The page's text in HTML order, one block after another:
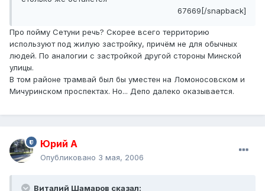
67669[/snapback]
Про пойму Сетуни речь? Скорее всего территорию
используют под жилую застройку, причём не для обычных
людей. По аналогии с застройкой другой стороны Минской
улицы.
В том районе трамвай был бы уместен на Ломоносовском и
Мичуринском проспектах. Но... Депо далеко оказывается.
Юрий А
Опубликовано 3 мая, 2006
Виталий Шамаров сказал: